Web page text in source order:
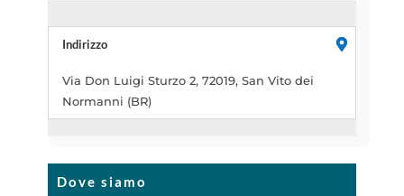
Indirizzo
Via Don Luigi Sturzo 2, 72019, San Vito dei
Normanni (BR)
Dove siamo